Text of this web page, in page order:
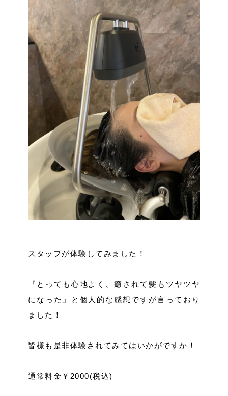
スタッフが体験してみました！
『とっても心地よく、癒されて髪もツヤツヤ
になった』と個人的な感想ですが言っており
ました！
皆様も是非体験されてみてはいかがですか！
通常料金￥2000(税込)